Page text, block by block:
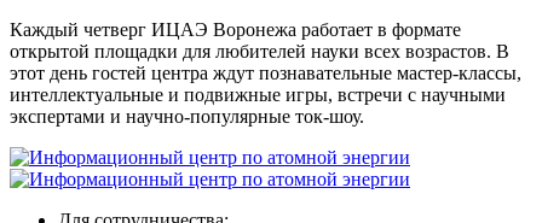
Каждый четверг ИЦАЭ Воронежа работает в формате
открытой площадки для любителей науки всех возрастов. В
этот день гостей центра ждут познавательные мастер-классы,
интеллектуальные и подвижные игры, встречи с научными
экспертами и научно-популярные ток-шоу.